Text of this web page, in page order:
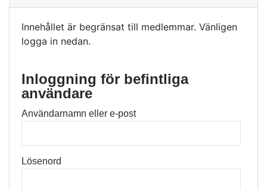
Innehållet är begränsat till medlemmar. Vänligen
logga in nedan.
Inloggning för befintliga
användare
Användarnamn eller e-post
Lösenord